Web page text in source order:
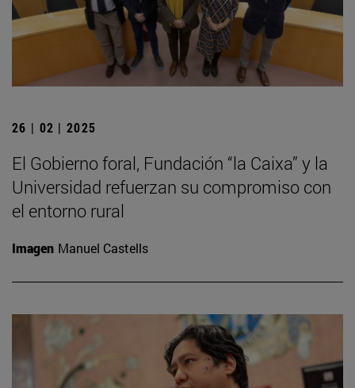
26 | 02 | 2025
El Gobierno foral, Fundación “la Caixa” y la
Universidad refuerzan su compromiso con
el entorno rural
Imagen Manuel Castells